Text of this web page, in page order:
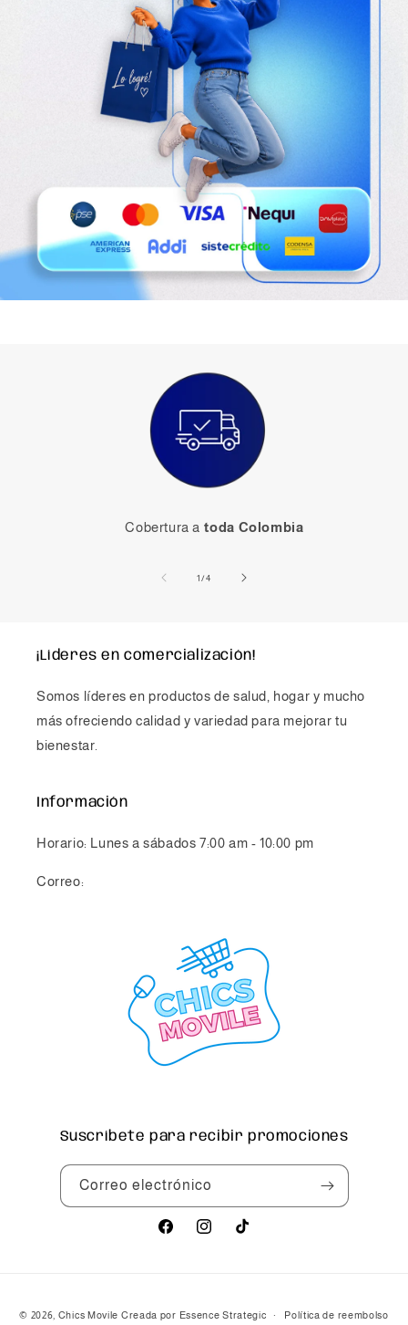
Cobertura a toda Colombia
1/de
4
¡Líderes en comercialización!
Somos líderes en productos de salud, hogar y mucho
más ofreciendo calidad y variedad para mejorar tu
bienestar.
Información
Horario: Lunes a sábados 7:00 am - 10:00 pm
Correo:
Suscríbete para recibir promociones
Correo electrónico
FacebookInstagramTikTok
© 2026, Chics Movile Creada por Essence Strategic Política de reembolso